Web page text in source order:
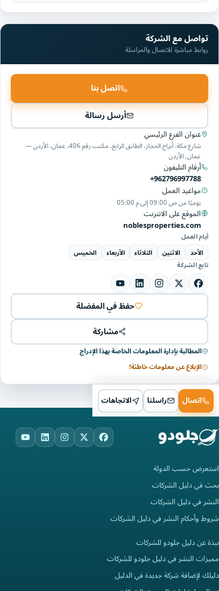
تواصل مع الشركة
روابط مباشرة للاتصال والمراسلة
اتصل بنا
أرسل رسالة
عنوان الفرع الرئيسي
شارع مكة، أبراج الحجاز، الطابق الرابع، مكتب رقم 406، عمان، الأردن —
عمان, الأردن
أرقام التليفون
+962796997788
مواعيد العمل
يوميًا من09:00 ص إلى05:00 م
الموقع على الانترنت
noblesproperties.com
أيام العمل
الأحد الاثنين الثلاثاء الأربعاء الخميس
تابع الشركة
حفظ في المفضلة
مشاركة
المطالبة بإدارة المعلومات الخاصة بهذا الإدراج
الإبلاغ عن معلومات خاطئة!
اتصال راسلنا الاتجاهات
Facebook
X
Instagram
LinkedIn
استعرض حسب الدولة
بحث في دليل الشركات
النشر في دليل الشركات
شروط وأحكام النشر في دليل الشركات
نبذة عن دليل جلودو للشركات
مميزات النشر في دليل جلودو للشركات
دليلك لإضافة شركة جديدة في الدليل